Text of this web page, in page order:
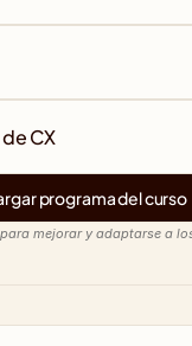
CX
programa del curso
mejorar y adaptarse a